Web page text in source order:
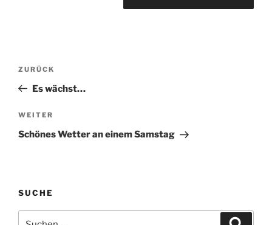
Beitragsnavigation
Vorheriger
Beitrag
ZURÜCK
Es wächst…
Nächster
Beitrag
WEITER
Schönes Wetter an einem Samstag
SUCHE